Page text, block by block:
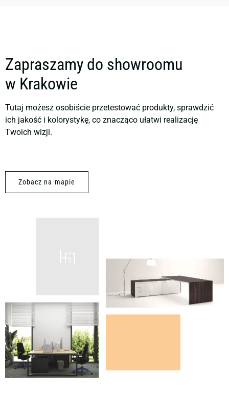
Zapraszamy do showroomu
w Krakowie
Tutaj możesz osobiście przetestować produkty, sprawdzić
ich jakość i kolorystykę, co znacząco ułatwi realizację
Twoich wizji.
Zobacz na mapie